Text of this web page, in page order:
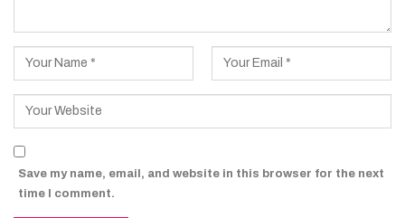
Save my name, email, and website in this browser for the next
time I comment.